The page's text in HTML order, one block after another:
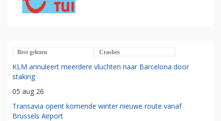
Best gelezen Crashes
KLM annuleert meerdere vluchten naar Barcelona door
staking
05 aug 26
Transavia opent komende winter nieuwe route vanaf
Brussels Airport